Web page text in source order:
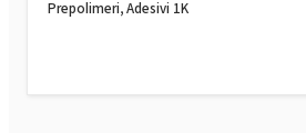
Prepolimeri, Adesivi 1K